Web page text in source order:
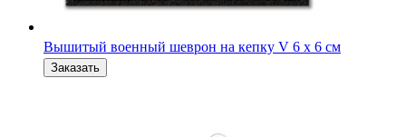
Именная нашивка ВС РФ офисная